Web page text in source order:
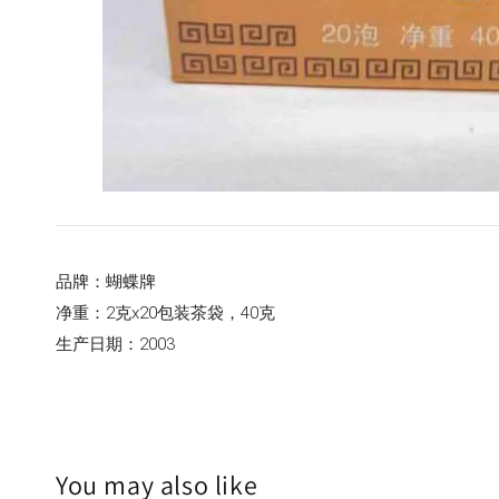
品牌：蝴蝶牌
净重：2克x20包装茶袋，40克
生产日期：2003
You may also like